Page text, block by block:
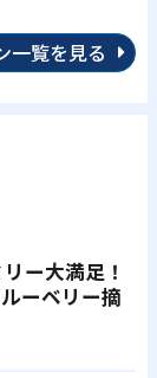
一覧を見る
ー大満足！
ーベリー摘